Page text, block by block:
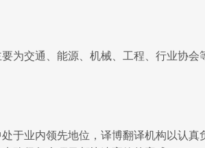
为交通、能源、机械、工程、行业协
于业内领先地位，译博翻译机构以认